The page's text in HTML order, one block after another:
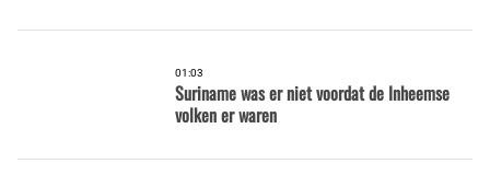
01:03
Suriname was er niet voordat de Inheemse
volken er waren